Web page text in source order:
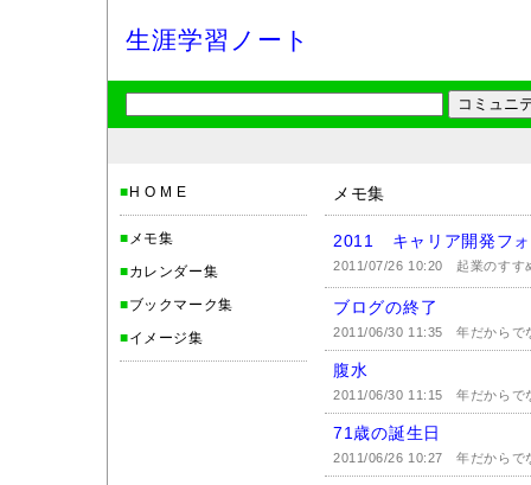
生涯学習ノート
■ H O M E
■ メモ集
■カレンダー集
■ブックマーク集
■イメージ集
メモ集
2011 キャリア開発フ
2011/07/26 10:20 起業のすす
ブログの終了
2011/06/30 11:35年だからで
腹水
2011/06/30 11:15年だからで
71歳の誕生日
2011/06/26 10:27年だからで